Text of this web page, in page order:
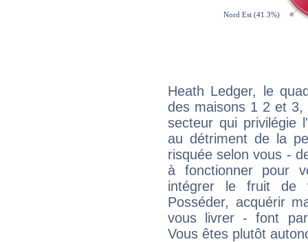
Heath Ledger, le
des maisons 1 2 et
secteur qui privilégie
au détriment de la
risquée selon vous -
à fonctionner pour
intégrer le fruit de
Posséder, acquérir
vous livrer - font
Vous êtes plutôt